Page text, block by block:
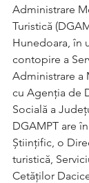
Administrare
Turistică
Hunedoara, în
contopire a
Administrare a
cu Agenția de
Socială a
DGAMPT are
Științific, o
turistică,
Cetăților